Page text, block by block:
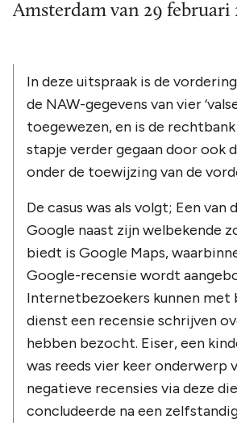
Amsterdam van 29 februari
In deze uitspraak is de
de NAW-gegevens van vier
toegewezen, en is de
stapje verder gegaan door ook
onder de toewijzing van de
De casus was als volgt; Een van
Google naast zijn welbekende
biedt is Google Maps,
Google-recensie wordt
Internetbezoekers kunnen met
dienst een recensie schrijven
hebben bezocht. Eiser, een
was reeds vier keer onderwerp
negatieve recensies via deze
concludeerde na een